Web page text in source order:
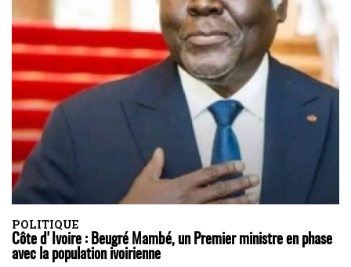
POLITIQUE
Côte d'Ivoire : Beugré Mambé, un Premier ministre en phase
avec la population ivoirienne